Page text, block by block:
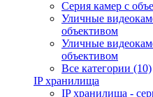
Серия камер с
Уличные
объективом
Уличные
объективом
Все категории (10)
IP хранилища
IP хранилища -